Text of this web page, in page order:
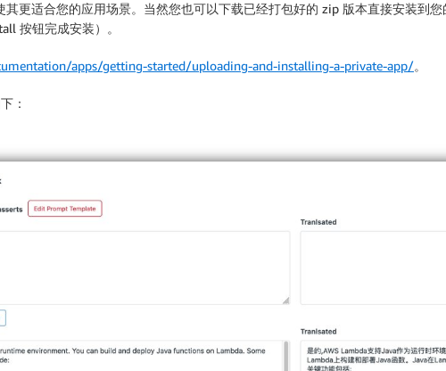
更适合您的应用场景。当然您也可以下载已经打包好的 zip 版本直接安装到
按钮完成安装）。
apps/getting-started/uploading-and-installing-a-private-app/。
：